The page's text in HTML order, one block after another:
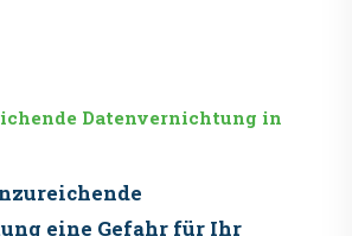
Datenvernichtung in
eine Gefahr für Ihr